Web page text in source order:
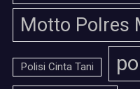
Motto Polres
Polisi Cinta Tani